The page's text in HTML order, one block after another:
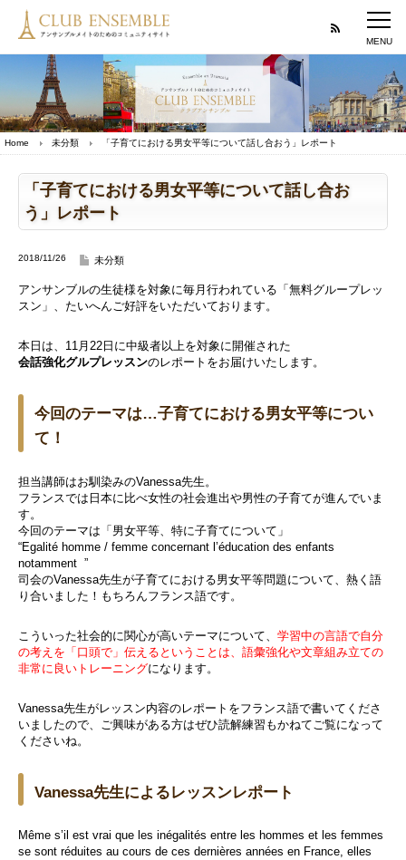
Home 未分類 「子育てにおける男女平等について話し合おう」レポート
「子育てにおける男女平等について話し合お
う」レポート
2018/11/26 未分類
アンサンブルの生徒様を対象に毎月行われている「無料グループレッ
スン」、たいへんご好評をいただいております。
本日は、11月22日に中級者以上を対象に開催された
会話強化グルプレッスンのレポートをお届けいたします。
今回のテーマは…子育てにおける男女平等につい
て！
担当講師はお馴染みのVanessa先生。
フランスでは日本に比べ女性の社会進出や男性の子育てが進んでいま
す。
今回のテーマは「男女平等、特に子育てについて」
“Egalité homme / femme concernant l’éducation des enfants
notamment ”
司会のVanessa先生が子育てにおける男女平等問題について、熱く語
り合いました！もちろんフランス語です。
こういった社会的に関心が高いテーマについて、 学習中の言語で自分
の考えを「口頭で」伝えるということは、語彙強化や文章組み立ての
非常に良いトレーニングになります。
Vanessa先生がレッスン内容のレポートをフランス語で書いてくださ
いましたので、ご興味がある方はぜひ読解練習もかねてご覧になって
くださいね。
Vanessa先生によるレッスンレポート
Même s’il est vrai que les inégalités entre les hommes et les femmes
se sont réduites au cours de ces dernières années en France, elles